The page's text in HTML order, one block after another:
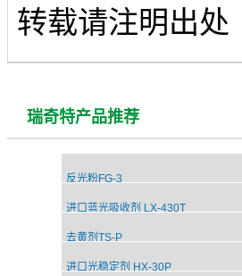
转载请注明出处
瑞奇特产品推荐
反光粉FG-3
进口蓝光吸收剂 LX-430T
去黄剂TS-P
进口光稳定剂 HX-30P